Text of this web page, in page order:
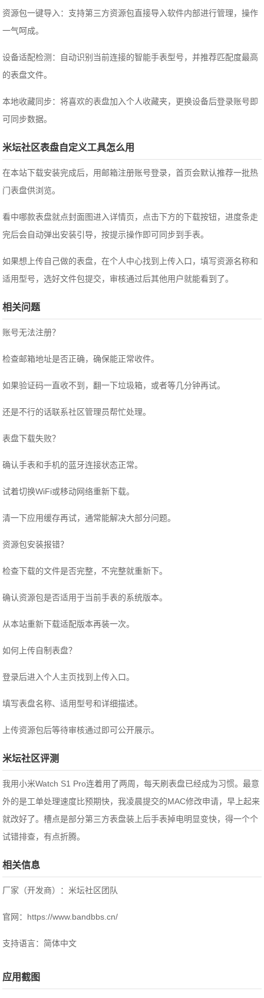
资源包一键导入：支持第三方资源包直接导入软件内部进行管理，操作
一气呵成。
设备适配检测：自动识别当前连接的智能手表型号，并推荐匹配度最高
的表盘文件。
本地收藏同步：将喜欢的表盘加入个人收藏夹，更换设备后登录账号即
可同步数据。
米坛社区表盘自定义工具怎么用
在本站下载安装完成后，用邮箱注册账号登录，首页会默认推荐一批热
门表盘供浏览。
看中哪款表盘就点封面图进入详情页，点击下方的下载按钮，进度条走
完后会自动弹出安装引导，按提示操作即可同步到手表。
如果想上传自己做的表盘，在个人中心找到上传入口，填写资源名称和
适用型号，选好文件包提交，审核通过后其他用户就能看到了。
相关问题
账号无法注册？
检查邮箱地址是否正确，确保能正常收件。
如果验证码一直收不到，翻一下垃圾箱，或者等几分钟再试。
还是不行的话联系社区管理员帮忙处理。
表盘下载失败？
确认手表和手机的蓝牙连接状态正常。
试着切换WiFi或移动网络重新下载。
清一下应用缓存再试，通常能解决大部分问题。
资源包安装报错？
检查下载的文件是否完整，不完整就重新下。
确认资源包是否适用于当前手表的系统版本。
从本站重新下载适配版本再装一次。
如何上传自制表盘？
登录后进入个人主页找到上传入口。
填写表盘名称、适用型号和详细描述。
上传资源包后等待审核通过即可公开展示。
米坛社区评测
我用小米Watch S1 Pro连着用了两周，每天刷表盘已经成为习惯。最意
外的是工单处理速度比预期快，我凌晨提交的MAC修改申请，早上起来
就改好了。槽点是部分第三方表盘装上后手表掉电明显变快，得一个个
试错排查，有点折腾。
相关信息
厂家（开发商）：米坛社区团队
官网：https://www.bandbbs.cn/
支持语言：简体中文
应用截图